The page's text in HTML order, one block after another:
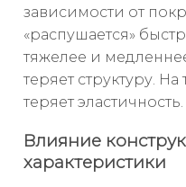
зависимости от
«распушается»
тяжелее и
теряет структуру. На
теряет эластичность.
Влияние
характеристики